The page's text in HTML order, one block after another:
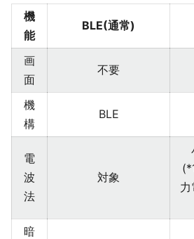
機
能
BLE(通常)
画
面
不要
機
構
BLE
電
波
法
対象
暗